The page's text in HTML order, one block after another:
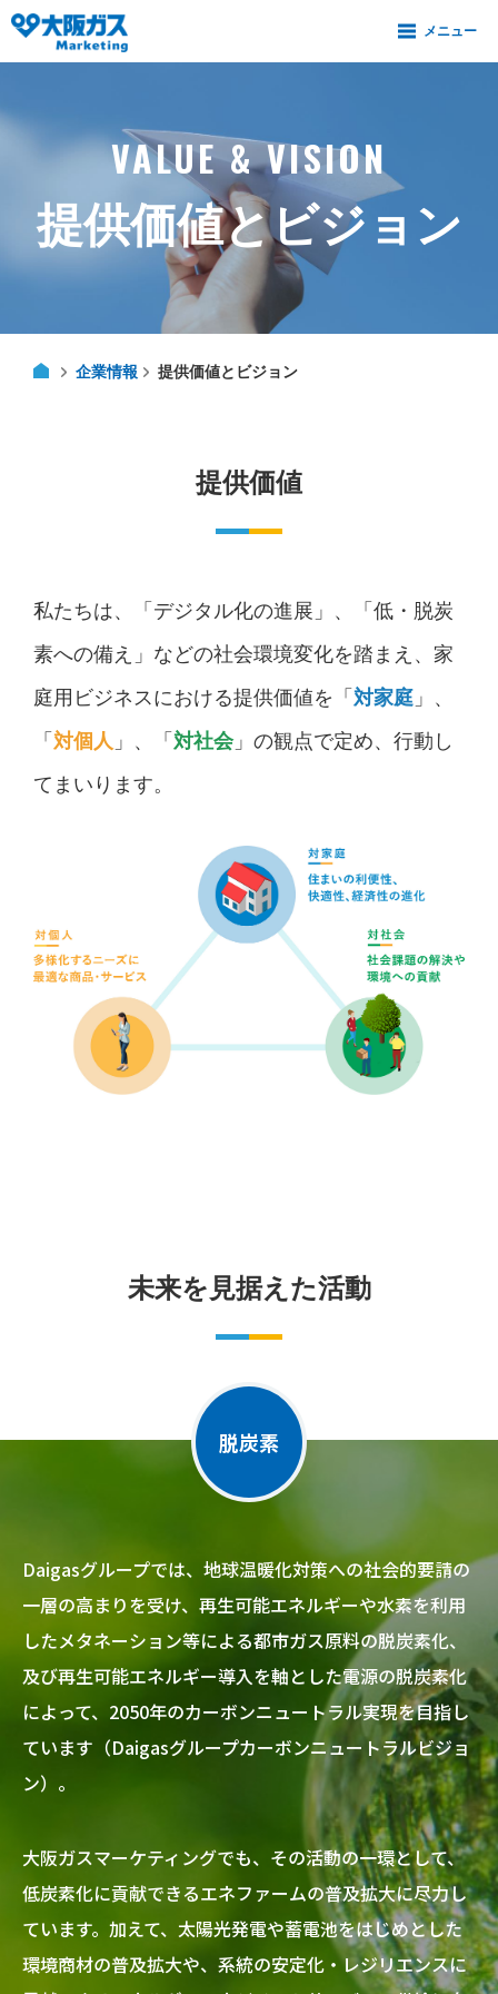
VALUE & VISION
提供価値とビジョン
企業情報 提供価値とビジョン
提供価値
私たちは、「デジタル化の進展」、「低・脱炭
素への備え」などの社会環境変化を踏まえ、家
庭用ビジネスにおける提供価値を「 対家庭 」、
「 対個人 」、「 対社会」の観点で定め、行動し
てまいります。
未来を見据えた活動
脱炭素
Daigasグループでは、地球温暖化対策への社会的要請の
一層の高まりを受け、再生可能エネルギーや水素を利用
したメタネーション等による都市ガス原料の脱炭素化、
及び再生可能エネルギー導入を軸とした電源の脱炭素化
によって、2050年のカーボンニュートラル実現を目指し
ています（Daigasグループカーボンニュートラルビジョ
ン）。
大阪ガスマーケティングでも、その活動の一環として、
低炭素化に貢献できるエネファームの普及拡大に尽力し
ています。加えて、太陽光発電や蓄電池をはじめとした
環境商材の普及拡大や、系統の安定化・レジリエンスに